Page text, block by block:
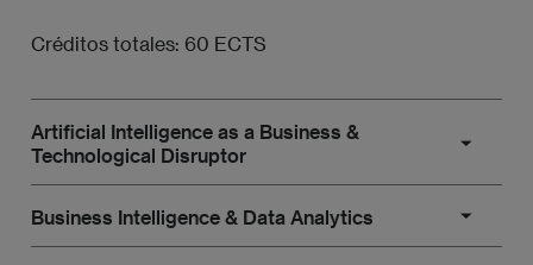
Créditos totales: 60 ECTS
Artificial Intelligence as a Business &
Technological Disruptor
Módulo 1: Inteligencia Artificial y Machine
Business Intelligence & Data Analytics